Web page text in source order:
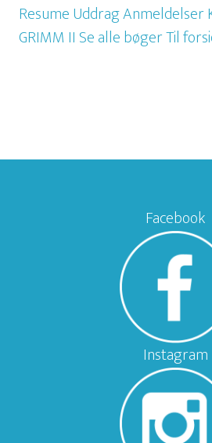
ResumeUddragAnmeldelser
GRIMM II Se alle bøgerTil
Facebook
Instagram